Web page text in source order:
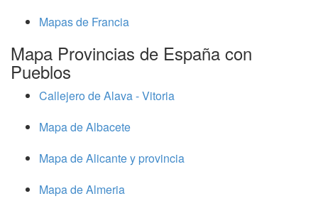
Mapas de Francia
Mapa Provincias de España con
Pueblos
Callejero de Alava - Vitoria
Mapa de Albacete
Mapa de Alicante y provincia
Mapa de Almeria